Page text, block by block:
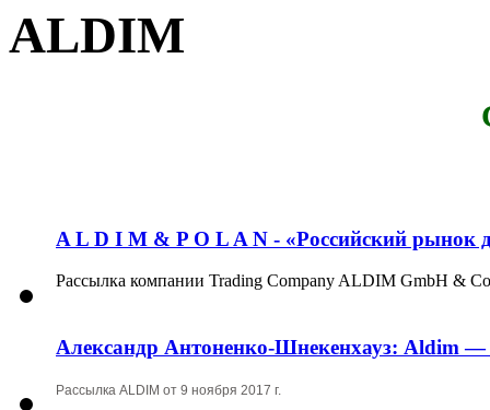
ALDIM
A L D I M & P O L A N - «Российский рынок
Рассылка компании Trading Company ALDIM GmbH &
Александр Антоненко-Шнекенхауз: Aldim —
Рассылка ALDIM от 9 ноября 2017 г.